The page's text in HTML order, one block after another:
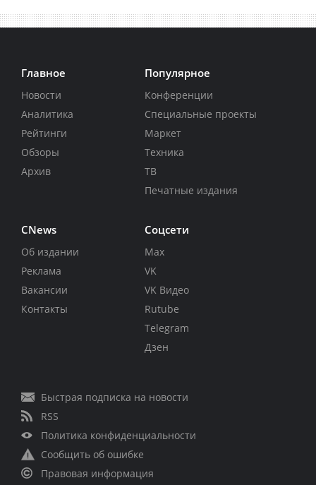
Главное
Новости
Аналитика
Рейтинги
Обзоры
Архив
Популярное
Конференции
Специальные проекты
Маркет
Техника
ТВ
Печатные издания
CNews
Об издании
Реклама
Вакансии
Контакты
Соцсети
Max
VK
VK Видео
Rutube
Telegram
Дзен
Быстрая подписка на новости
RSS
Политика конфиденциальности
Сообщить об ошибке
Правовая информация